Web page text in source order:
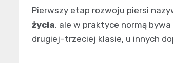
Pierwszy etap rozwoju piersi
życia, ale w praktyce normą
drugiej–trzeciej klasie, u innych